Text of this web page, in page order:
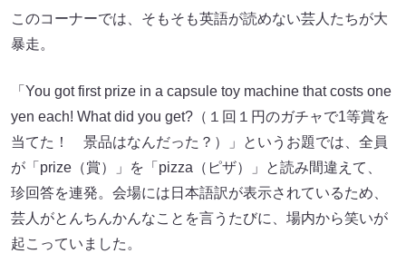
このコーナーでは、そもそも英語が読めない芸人たちが大
暴走。
「You got first prize in a capsule toy machine that costs one
yen each! What did you get?（１回１円のガチャで1等賞を
当てた！ 景品はなんだった？）」というお題では、全員
が「prize（賞）」を「pizza（ピザ）」と読み間違えて、
珍回答を連発。会場には日本語訳が表示されているため、
芸人がとんちんかんなことを言うたびに、場内から笑いが
起こっていました。